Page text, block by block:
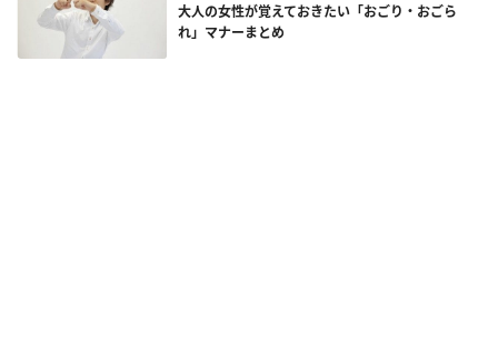
大人の女性が覚えておきたい「おごり・おごら
れ」マナーまとめ